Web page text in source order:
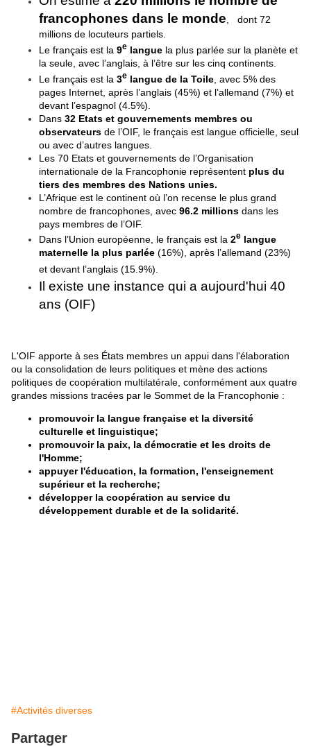
francophones dans le monde , dont 72
millions de locuteurs partiels.
Le français est la 9e langue la plus parlée sur la planète et
la seule, avec l’anglais, à l’être sur les cinq continents.
Le français est la 3e langue de la Toile , avec 5% des
pages Internet, après l’anglais (45%) et l’allemand (7%) et
devant l’espagnol (4.5%).
Dans 32 Etats et gouvernements membres ou
observateurs de l’OIF, le français est langue officielle, seul
ou avec d’autres langues.
Les 70 Etats et gouvernements de l’Organisation
internationale de la Francophonie représentent plus du
tiers des membres des Nations unies.
L’Afrique est le continent où l’on recense le plus grand
nombre de francophones, avec 96.2 millions dans les
pays membres de l’OIF.
Dans l’Union européenne, le français est la 2e langue
maternelle la plus parlée (16%), après l’allemand (23%)
et devant l’anglais (15.9%).
Il existe une instance qui a aujourd'hui 40
ans (OIF)
L'OIF apporte à ses États membres un appui dans l'élaboration
ou la consolidation de leurs politiques et mène des actions
politiques de coopération multilatérale, conformément aux quatre
grandes missions tracées par le Sommet de la Francophonie :
promouvoir la langue française et la diversité
culturelle et linguistique;
promouvoir la paix, la démocratie et les droits de
l'Homme;
appuyer l'éducation, la formation, l'enseignement
supérieur et la recherche;
développer la coopération au service du
développement durable et de la solidarité.
#Activités diverses
Partager